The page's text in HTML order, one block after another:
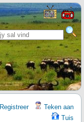
Registreer
Teken aan
Tuis